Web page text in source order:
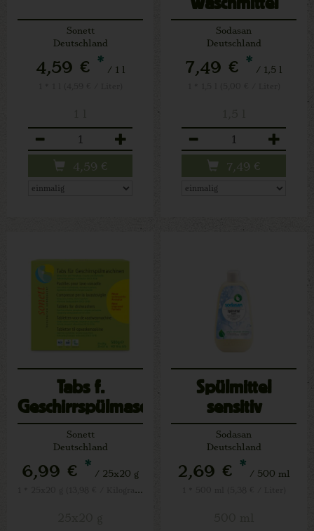
Sonett
Deutschland
4,59 € * / 1 l
4,59 €
Sensitiv
Sodasan
Deutschland
7,49 € * / 1,5 l
7,49 €
Tabs f.
Geschirrspülmaschine
Sonett
Deutschland
6,99 € * / 25x20 g
1 * 25x20 g (13,98 € / Kilogramm)
Spülmittel
sensitiv
Sodasan
Deutschland
2,69 € * / 500 ml